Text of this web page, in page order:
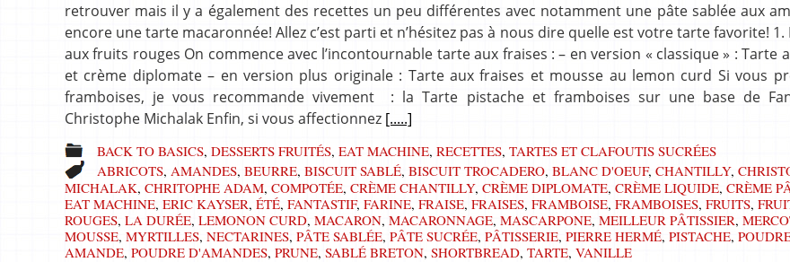
retrouver mais il y a également des recettes un peu différentes avec notamment une pâte sablée aux
encore une tarte macaronnée! Allez c’est parti et n’hésitez pas à nous dire quelle est votre tarte favorite! 1.
aux fruits rouges On commence avec l’incontournable tarte aux fraises : – en version « classique » : Tarte
et crème diplomate – en version plus originale : Tarte aux fraises et mousse au lemon curd Si vous
framboises, je vous recommande vivement : la Tarte pistache et framboises sur une base de
Christophe Michalak Enfin, si vous affectionnez [.....]
BACK TO BASICS, DESSERTS FRUITÉS, EAT MACHINE, RECETTES, TARTES ET CLAFOUTIS SUCRÉES
ABRICOTS, AMANDES, BEURRE, BISCUIT SABLÉ, BISCUIT TROCADERO, BLANC D'OEUF, CHANTILLY,
MICHALAK, CHRITOPHE ADAM, COMPOTÉE, CRÈME CHANTILLY, CRÈME DIPLOMATE, CRÈME LIQUIDE, CRÈME
EAT MACHINE, ERIC KAYSER, ÉTÉ, FANTASTIF, FARINE, FRAISE, FRAISES, FRAMBOISE, FRAMBOISES, FRUITS,
ROUGES, LA DURÉE, LEMONON CURD, MACARON, MACARONNAGE, MASCARPONE, MEILLEUR PÂTISSIER,
MOUSSE, MYRTILLES, NECTARINES, PÂTE SABLÉE, PÂTE SUCRÉE, PÂTISSERIE, PIERRE HERMÉ, PISTACHE,
AMANDE, POUDRE D'AMANDES, PRUNE, SABLÉ BRETON, SHORTBREAD, TARTE, VANILLE